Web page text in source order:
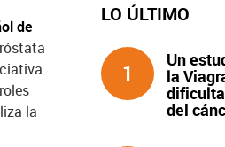
de
la
LO ÚLTIMO
1
Un
la
del